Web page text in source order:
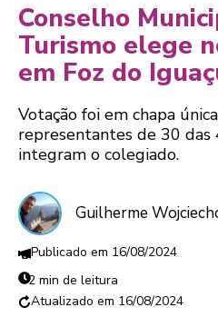
Conselho
Turismo elege
em Foz do
Votação foi em chapa
representantes de 30
integram o colegiado.
Guilherme
16/08/2024
2 min de leitura
16/08/2024